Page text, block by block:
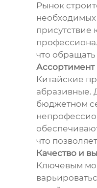
Рынок
необходимых
присутствие
что
Китайские
абразивные.
бюджетном
что
Качество и
Ключевым